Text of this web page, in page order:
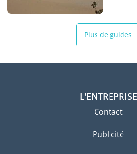
Plus de guides
L'ENTREPRISE
Contact
Publicité